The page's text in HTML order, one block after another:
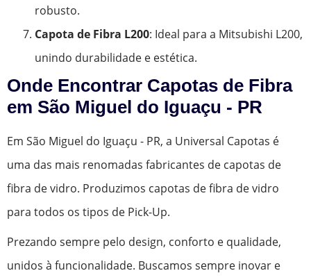
robusto.
Capota de Fibra L200: Ideal para a Mitsubishi L200,
unindo durabilidade e estética.
Onde Encontrar Capotas de Fibra
em São Miguel do Iguaçu - PR
Em São Miguel do Iguaçu - PR, a Universal Capotas é
uma das mais renomadas fabricantes de capotas de
fibra de vidro. Produzimos capotas de fibra de vidro
para todos os tipos de Pick-Up.
Prezando sempre pelo design, conforto e qualidade,
unidos à funcionalidade. Buscamos sempre inovar e